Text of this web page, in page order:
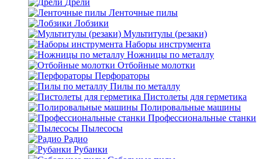
Дрели
Ленточные пилы
Лобзики
Мультитулы (резаки)
Наборы инструмента
Ножницы по металлу
Отбойные молотки
Перфораторы
Пилы по металлу
Пистолеты для герметика
Полировальные машины
Профессиональные станки
Пылесосы
Радио
Рубанки